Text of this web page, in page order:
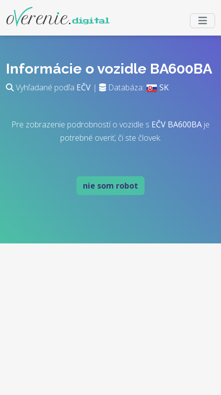
Informácie o vozidle BA600BA
Vyhľadané podľa EČV | Databáza: SK
Pre zobrazenie podrobností o vozidle s EČV BA600BA je
potrebné overiť, či ste človek.
nie som robot